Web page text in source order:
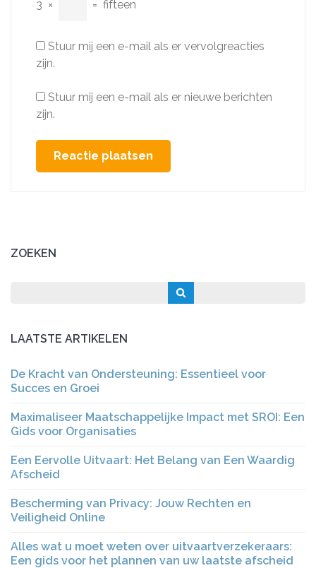
3 × = fifteen
Stuur mij een e-mail als er vervolgreacties
zijn.
Stuur mij een e-mail als er nieuwe berichten
zijn.
ZOEKEN
LAATSTE ARTIKELEN
De Kracht van Ondersteuning: Essentieel voor
Succes en Groei
Maximaliseer Maatschappelijke Impact met SROI: Een
Gids voor Organisaties
Een Eervolle Uitvaart: Het Belang van Een Waardig
Afscheid
Bescherming van Privacy: Jouw Rechten en
Veiligheid Online
Alles wat u moet weten over uitvaartverzekeraars:
Een gids voor het plannen van uw laatste afscheid